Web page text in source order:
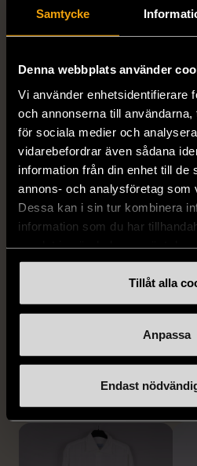
Samtycke
Denna webbplats använder
Vi använder enhetsidentifierare
och annonserna till
för sociala medier och
vidarebefordrar även sådana
information från din enhet till de
annons- och analysföretag som
Dessa kan i sin tur kombinera
information som du har
Tillåt alla
Anpassa
Endast
Stetson stråhatt Player
Toyo unisex storlek 63 /
XXL (54) Gott skick
279 kr
BOSS